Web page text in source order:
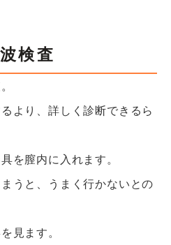
検査
より、詳しく診断できるら
を膣内に入れます。
うと、うまく行かないとの
見ます。